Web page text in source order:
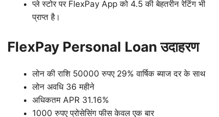
प्ले स्टोर पर FlexPay App को 4.5 की बेहतरीन रेटिंग भी
प्राप्त है।
FlexPay Personal Loan उदाहरण
लोन की राशि 50000 रुपए 29% वार्षिक ब्याज दर के साथ
लोन अवधि 36 महीने
अधिकतम APR 31.16%
1000 रुपए प्रोसेसिंग फीस केवल एक बार